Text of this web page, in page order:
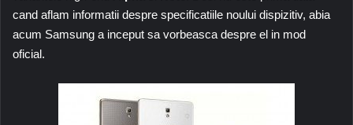
cand aflam informatii despre specificatiile noului dispizitiv, abia
acum Samsung a inceput sa vorbeasca despre el in mod
oficial.